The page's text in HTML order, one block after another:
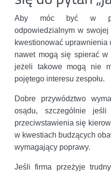
Aby móc być w
odpowiedzialnym w
kwestionować
nawet mogą się spierać
jeżeli takowe mogą nie
pojętego interesu zespołu.
Dobre przywództwo
osądu, szczególnie
przeciwstawienia się
w kwestiach budzących
wymagający poprawy.
Jeśli firma przeżyje